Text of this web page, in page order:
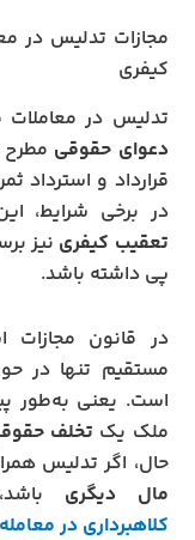
مجازات تدلیس در
کیفری
تدلیس در معاملات
دعوای حقوقی
قرارداد و استرداد
در برخی شرایط،
تعقیب کیفری نیز
پی داشته باشد.
در قانون
مستقیم تنها در
است. یعنی به‌طور
ملک یک تخلف
حال، اگر تدلیس
مال دیگری
کلاهبرداری در معامله